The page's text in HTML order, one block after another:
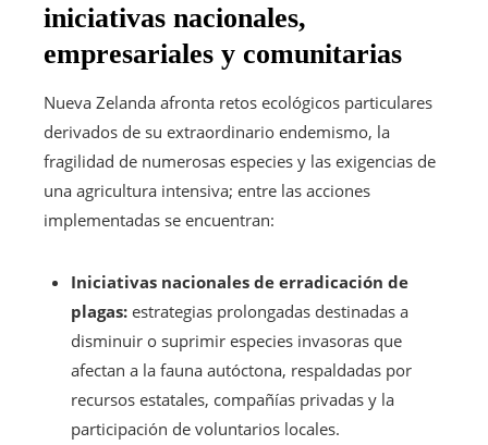
iniciativas nacionales,
empresariales y comunitarias
Nueva Zelanda afronta retos ecológicos particulares
derivados de su extraordinario endemismo, la
fragilidad de numerosas especies y las exigencias de
una agricultura intensiva; entre las acciones
implementadas se encuentran:
Iniciativas nacionales de erradicación de
plagas: estrategias prolongadas destinadas a
disminuir o suprimir especies invasoras que
afectan a la fauna autóctona, respaldadas por
recursos estatales, compañías privadas y la
participación de voluntarios locales.